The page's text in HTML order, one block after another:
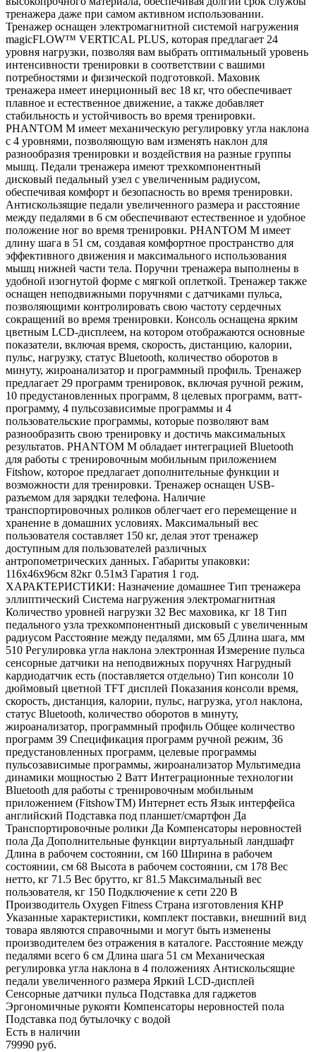
тренажера даже при самом активном использовании.
Тренажер оснащен электромагнитной системой нагружения
magicFLOW™ VERTICAL PLUS, которая предлагает 24
уровня нагрузки, позволяя вам выбрать оптимальный уровень
интенсивности тренировки в соответствии с вашими
потребностями и физической подготовкой. Маховик
тренажера имеет инерционный вес 18 кг, что обеспечивает
плавное и естественное движение, а также добавляет
стабильность и устойчивость во время тренировки.
PHANTOM M имеет механическую регулировку угла наклона
с 4 уровнями, позволяющую вам изменять наклон для
разнообразия тренировки и воздействия на разные группы
мышц. Педали тренажера имеют трехкомпонентный
дисковый педальный узел с увеличенным радиусом,
обеспечивая комфорт и безопасность во время тренировки.
Антискользящие педали увеличенного размера и расстояние
между педалями в 6 см обеспечивают естественное и удобное
положение ног во время тренировки. PHANTOM M имеет
длину шага в 51 см, создавая комфортное пространство для
эффективного движения и максимального использования
мышц нижней части тела. Поручни тренажера выполнены в
удобной изогнутой форме с мягкой оплеткой. Тренажер также
оснащен неподвижными поручнями с датчиками пульса,
позволяющими контролировать свою частоту сердечных
сокращений во время тренировки. Консоль оснащена ярким
цветным LCD-дисплеем, на котором отображаются основные
показатели, включая время, скорость, дистанцию, калории,
пульс, нагрузку, статус Bluetooth, количество оборотов в
минуту, жироанализатор и программный профиль. Тренажер
предлагает 29 программ тренировок, включая ручной режим,
10 предустановленных программ, 8 целевых программ, ватт-
программу, 4 пульсозависимые программы и 4
пользовательские программы, которые позволяют вам
разнообразить свою тренировку и достичь максимальных
результатов. PHANTOM M обладает интеграцией Bluetooth
для работы с тренировочным мобильным приложением
Fitshow, которое предлагает дополнительные функции и
возможности для тренировки. Тренажер оснащен USB-
разъемом для зарядки телефона. Наличие
транспортировочных роликов облегчает его перемещение и
хранение в домашних условиях. Максимальный вес
пользователя составляет 150 кг, делая этот тренажер
доступным для пользователей различных
антропометрических данных. Габариты упаковки:
116х46х96см 82кг 0.51м3 Гаратия 1 год.
ХАРАКТЕРИСТИКИ: Назначение домашнее Тип тренажера
эллиптический Система нагружения электромагнитная
Количество уровней нагрузки 32 Вес маховика, кг 18 Тип
педального узла трехкомпонентный дисковый с увеличенным
радиусом Расстояние между педалями, мм 65 Длина шага, мм
510 Регулировка угла наклона электронная Измерение пульса
сенсорные датчики на неподвижных поручнях Нагрудный
кардиодатчик есть (поставляется отдельно) Тип консоли 10
дюймовый цветной TFT дисплей Показания консоли время,
скорость, дистанция, калории, пульс, нагрузка, угол наклона,
статус Bluetooth, количество оборотов в минуту,
жироанализатор, программный профиль Общее количество
программ 39 Спецификация программ ручной режим, 36
предустановленных программ, целевые программы
пульсозависимые программы, жироанализатор Мультимедиа
динамики мощностью 2 Ватт Интеграционные технологии
Bluetooth для работы с тренировочным мобильным
приложением (FitshowTM) Интернет есть Язык интерфейса
английский Подставка под планшет/смартфон Да
Транспортировочные ролики Да Компенсаторы неровностей
пола Да Дополнительные функции виртуальный ландшафт
Длина в рабочем состоянии, см 160 Ширина в рабочем
состоянии, см 68 Высота в рабочем состоянии, см 178 Вес
нетто, кг 71.5 Вес брутто, кг 81.5 Максимальный вес
пользователя, кг 150 Подключение к сети 220 В
Производитель Oxygen Fitness Страна изготовления КНР
Указанные характеристики, комплект поставки, внешний вид
товара являются справочными и могут быть изменены
производителем без отражения в каталоге. Расстояние между
педалями всего 6 см Длина шага 51 см Механическая
регулировка угла наклона в 4 положениях Антискольсящие
педали увеличенного размера Яркий LCD-дисплей
Сенсорные датчики пульса Подставка для гаджетов
Эргономичные рукояти Компенсаторы неровностей пола
Подставка под бутылочку с водой
Есть в наличии
79990 руб.